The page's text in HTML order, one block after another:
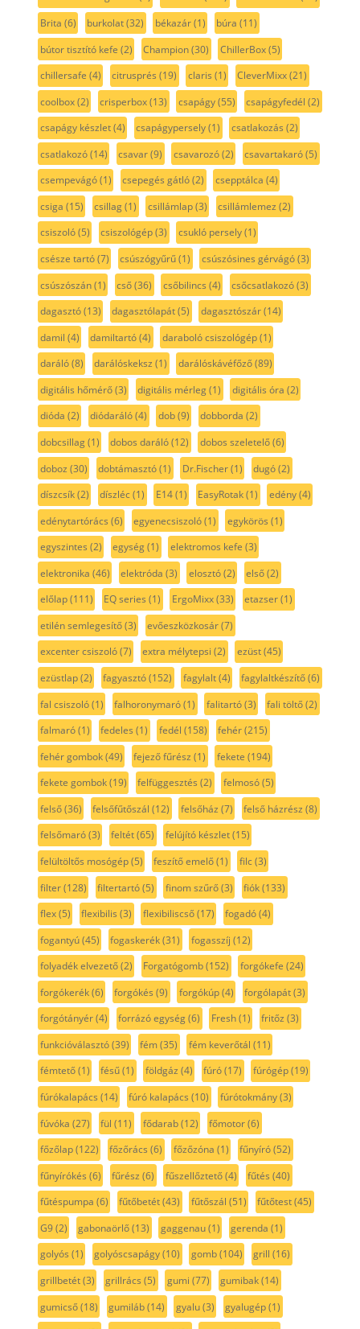
Brita (6) burkolat(32) békazár(1) búra (11)
bútor tisztító kefe (2) Champion(30) ChillerBox(5)
chillersafe (4) citrusprés (19) claris (1) CleverMixx(21)
coolbox(2) crisperbox(13) csapágy(55) csapágyfedél (2)
csapágy készlet(4) csapágypersely(1) csatlakozás (2)
csatlakozó(14) csavar(9) csavarozó(2) csavartakaró(5)
csempevágó(1) csepegés gátló(2) csepptálca (4)
csiga (15) csillag(1) csillámlap(3) csillámlemez (2)
csiszoló(5) csiszológép(3) csukló persely(1)
csésze tartó(7) csúszógyűrű(1) csúszósines gérvágó(3)
csúszószán(1) cső(36) csőbilincs (4) csőcsatlakozó(3)
dagasztó(13) dagasztólapát(5) dagasztószár(14)
damil (4) damiltartó(4) daraboló csiszológép(1)
daráló(8) darálóskeksz (1) darálóskávéfőző(89)
digitális hőmérő(3) digitális mérleg(1) digitális óra (2)
dióda (2) diódaráló(4) dob(9) dobborda (2)
dobcsillag(1) dobos daráló(12) dobos szeletelő(6)
doboz (30) dobtámasztó(1) Dr.Fischer(1) dugó(2)
díszcsík(2) díszléc(1) E14(1) EasyRotak(1) edény(4)
edénytartórács (6) egyenecsiszoló(1) egykörös (1)
egyszintes (2) egység(1) elektromos kefe (3)
elektronika (46) elektróda (3) elosztó(2) első(2)
előlap(111) EQ series (1) ErgoMixx(33) etazser(1)
etilén semlegesítő(3) evőeszközkosár(7)
excenter csiszoló(7) extra mélytepsi (2) ezüst(45)
ezüstlap(2) fagyasztó(152) fagylalt(4) fagylaltkészítő(6)
fal csiszoló(1) falhoronymaró(1) falitartó(3) fali töltő(2)
falmaró(1) fedeles (1) fedél (158) fehér(215)
fehér gombok(49) fejező fűrész (1) fekete (194)
fekete gombok(19) felfüggesztés (2) felmosó(5)
felső(36) felsőfűtőszál (12) felsőház (7) felső házrész (8)
felsőmaró(3) feltét(65) felújító készlet(15)
felültöltős mosógép(5) feszítő emelő(1) filc(3)
filter(128) filtertartó(5) finom szűrő(3) fiók(133)
flex(5) flexibilis (3) flexibiliscső(17) fogadó(4)
fogantyú(45) fogaskerék(31) fogasszíj (12)
folyadék elvezető(2) Forgatógomb(152) forgókefe (24)
forgókerék(6) forgókés (9) forgókúp(4) forgólapát(3)
forgótányér(4) forrázó egység(6) Fresh(1) fritőz (3)
funkcióválasztó(39) fém(35) fém keverőtál (11)
fémtető(1) fésű(1) földgáz (4) fúró(17) fúrógép(19)
fúrókalapács (14) fúró kalapács (10) fúrótokmány(3)
fúvóka (27) fül (11) fődarab(12) főmotor(6)
főzőlap(122) főzőrács (6) főzőzóna (1) fűnyíró(52)
fűnyírókés (6) fűrész (6) fűszellőztető(4) fűtés (40)
fűtéspumpa (6) fűtőbetét(43) fűtőszál (51) fűtőtest(45)
G9(2) gabonaörlő(13) gaggenau(1) gerenda (1)
golyós (1) golyóscsapágy(10) gomb(104) grill (16)
grillbetét(3) grillrács (5) gumi (77) gumibak(14)
gumicső(18) gumiláb(14) gyalu(3) gyalugép(1)